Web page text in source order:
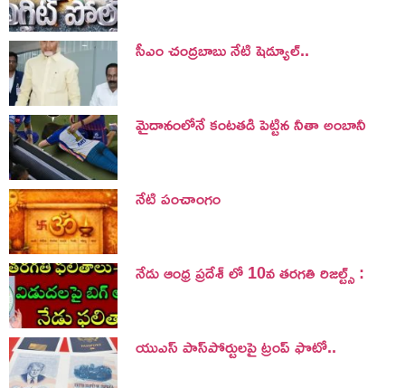
సీఎం చంద్రబాబు నేటి షెడ్యూల్..
మైదానంలోనే కంటతడి పెట్టిన నీతా అంబానీ
నేటి పంచాంగం
నేడు ఆంధ్ర ప్రదేశ్ లో 10వ తరగతి రిజల్ట్స్ :
యుఎస్ పాస్‌పోర్టులపై ట్రంప్‌ ఫొటో..